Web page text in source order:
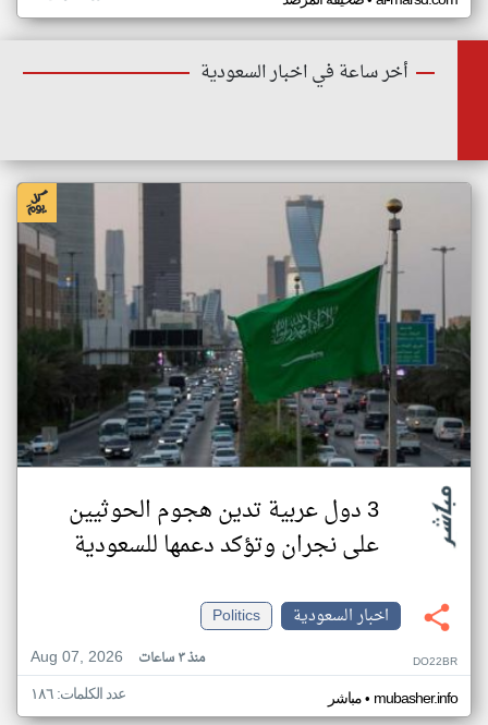
أخر ساعة في اخبار السعودية
3 دول عربية تدين هجوم الحوثيين
على نجران وتؤكد دعمها للسعودية
اخبار السعودية
Politics
Aug 07, 2026
منذ ٣ ساعات DO22BR
مباشر• mubasher.info عدد الكلمات: ١٨٦